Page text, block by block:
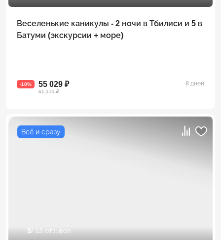
Веселенькие каникулы - 2 ночи в Тбилиси и 5 в
Батуми (экскурсии + море)
-10% 55 029 ₽
61 171 ₽
8 дней
Всё и сразу
5/ 13 отзывов